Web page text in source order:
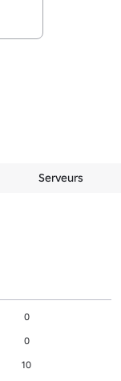
Serveurs
0
0
10